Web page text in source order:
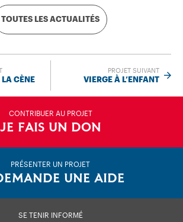
TOUTES LES ACTUALITÉS
CÈNE
PROJET SUIVANT
VIERGE À L’ENFANT
CONTRIBUER AU PROJET
JE FAIS UN DON
PRÉSENTER UN PROJET
UNE AIDE
SE TENIR INFORMÉ